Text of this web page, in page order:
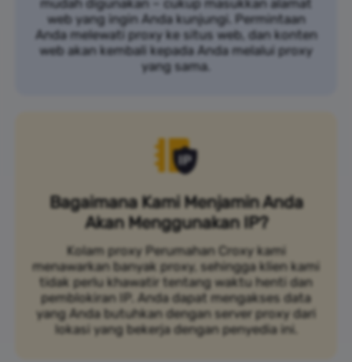
web yang ingin Anda kunjungi. Permintaan
Anda melewati proxy ke situs web, dan konten
web akan kembali kepada Anda melalui proxy
yang sama.
Bagaimana Kami Menjamin Anda
Akan Menggunakan IP?
Kolam proxy Perumahan Croxy kami
menawarkan banyak proxy, sehingga klien kami
tidak perlu khawatir tentang waktu henti dan
pemblokiran IP. Anda dapat mengakses data
yang Anda butuhkan dengan server proxy dari
lokasi yang bekerja dengan penyedia ini.